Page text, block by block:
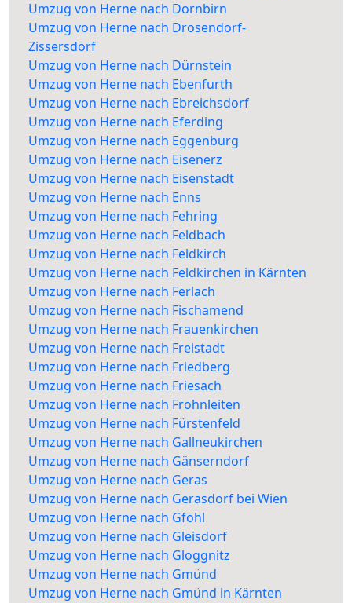
Umzug von Herne nach Dornbirn
Umzug von Herne nach Drosendorf-
Zissersdorf
Umzug von Herne nach Dürnstein
Umzug von Herne nach Ebenfurth
Umzug von Herne nach Ebreichsdorf
Umzug von Herne nach Eferding
Umzug von Herne nach Eggenburg
Umzug von Herne nach Eisenerz
Umzug von Herne nach Eisenstadt
Umzug von Herne nach Enns
Umzug von Herne nach Fehring
Umzug von Herne nach Feldbach
Umzug von Herne nach Feldkirch
Umzug von Herne nach Feldkirchen in Kärnten
Umzug von Herne nach Ferlach
Umzug von Herne nach Fischamend
Umzug von Herne nach Frauenkirchen
Umzug von Herne nach Freistadt
Umzug von Herne nach Friedberg
Umzug von Herne nach Friesach
Umzug von Herne nach Frohnleiten
Umzug von Herne nach Fürstenfeld
Umzug von Herne nach Gallneukirchen
Umzug von Herne nach Gänserndorf
Umzug von Herne nach Geras
Umzug von Herne nach Gerasdorf bei Wien
Umzug von Herne nach Gföhl
Umzug von Herne nach Gleisdorf
Umzug von Herne nach Gloggnitz
Umzug von Herne nach Gmünd
Umzug von Herne nach Gmünd in Kärnten